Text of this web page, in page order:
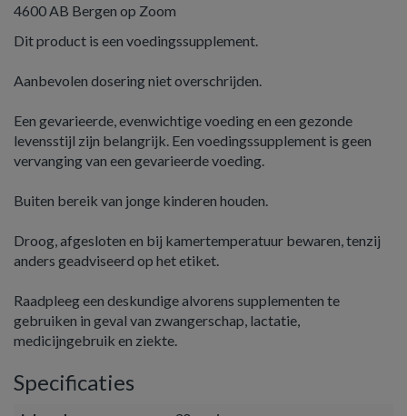
4600 AB Bergen op Zoom
Dit product is een voedingssupplement.
Aanbevolen dosering niet overschrijden.
Een gevarieerde, evenwichtige voeding en een gezonde
levensstijl zijn belangrijk. Een voedingssupplement is geen
vervanging van een gevarieerde voeding.
Buiten bereik van jonge kinderen houden.
Droog, afgesloten en bij kamertemperatuur bewaren, tenzij
anders geadviseerd op het etiket.
Raadpleeg een deskundige alvorens supplementen te
gebruiken in geval van zwangerschap, lactatie,
medicijngebruik en ziekte.
Specificaties